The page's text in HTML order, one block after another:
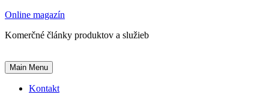
Skip
content
Online magazín
Komerčné články produktov a služieb
Main Menu
Kontakt